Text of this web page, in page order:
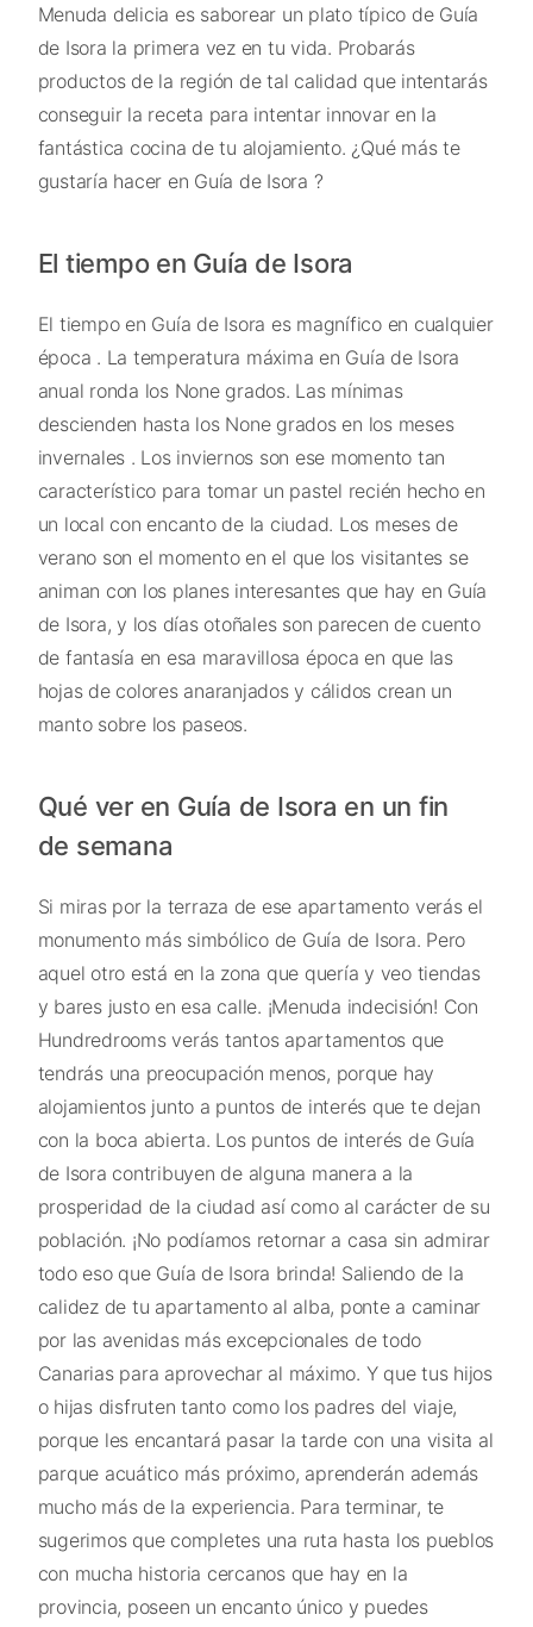
Menuda delicia es saborear un plato típico de Guía
de Isora la primera vez en tu vida. Probarás
productos de la región de tal calidad que intentarás
conseguir la receta para intentar innovar en la
fantástica cocina de tu alojamiento. ¿Qué más te
gustaría hacer en Guía de Isora ?
El tiempo en Guía de Isora
El tiempo en Guía de Isora es magnífico en cualquier
época . La temperatura máxima en Guía de Isora
anual ronda los None grados. Las mínimas
descienden hasta los None grados en los meses
invernales . Los inviernos son ese momento tan
característico para tomar un pastel recién hecho en
un local con encanto de la ciudad. Los meses de
verano son el momento en el que los visitantes se
animan con los planes interesantes que hay en Guía
de Isora, y los días otoñales son parecen de cuento
de fantasía en esa maravillosa época en que las
hojas de colores anaranjados y cálidos crean un
manto sobre los paseos.
Qué ver en Guía de Isora en un fin
de semana
Si miras por la terraza de ese apartamento verás el
monumento más simbólico de Guía de Isora. Pero
aquel otro está en la zona que quería y veo tiendas
y bares justo en esa calle. ¡Menuda indecisión! Con
Hundredrooms verás tantos apartamentos que
tendrás una preocupación menos, porque hay
alojamientos junto a puntos de interés que te dejan
con la boca abierta. Los puntos de interés de Guía
de Isora contribuyen de alguna manera a la
prosperidad de la ciudad así como al carácter de su
población. ¡No podíamos retornar a casa sin admirar
todo eso que Guía de Isora brinda! Saliendo de la
calidez de tu apartamento al alba, ponte a caminar
por las avenidas más excepcionales de todo
Canarias para aprovechar al máximo. Y que tus hijos
o hijas disfruten tanto como los padres del viaje,
porque les encantará pasar la tarde con una visita al
parque acuático más próximo, aprenderán además
mucho más de la experiencia. Para terminar, te
sugerimos que completes una ruta hasta los pueblos
con mucha historia cercanos que hay en la
provincia, poseen un encanto único y puedes